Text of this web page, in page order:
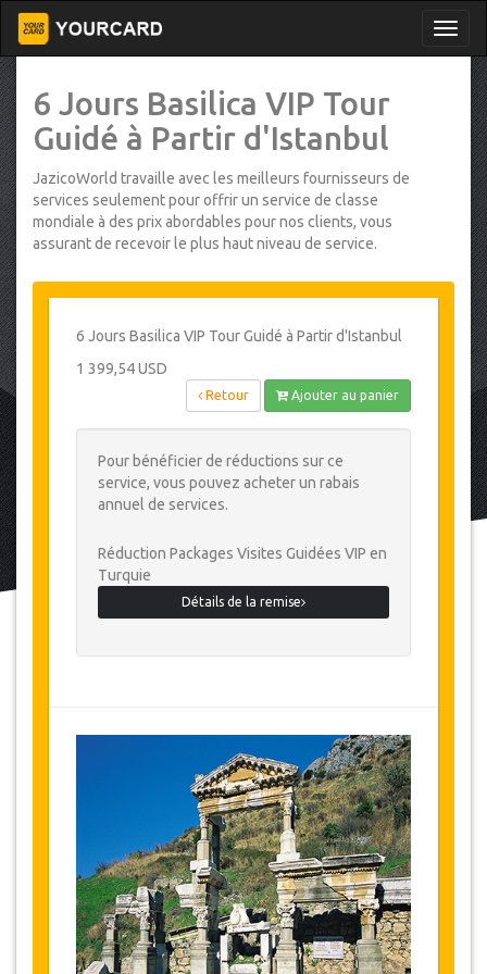
6 Jours Basilica VIP Tour
Guidé à Partir d'Istanbul
JazicoWorld travaille avec les meilleurs fournisseurs de
services seulement pour offrir un service de classe
mondiale à des prix abordables pour nos clients, vous
assurant de recevoir le plus haut niveau de service.
6 Jours Basilica VIP Tour Guidé à Partir d'Istanbul
1 399,54 USD
Retour Ajouter au panier
Pour bénéficier de réductions sur ce
service, vous pouvez acheter un rabais
annuel de services.
Réduction Packages Visites Guidées VIP en
Turquie
Détails de la remise